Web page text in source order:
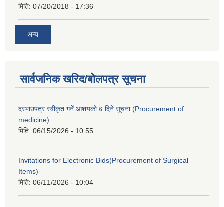
मिति: 07/20/2018 - 17:36
अन्य
सार्वजनिक खरिद/बोलपत्र सूचना
दरभाउपत्र स्वीकृत गर्ने आशयको ७ दिने सूचना (Procurement of
medicine)
मिति: 06/15/2026 - 10:55
Invitations for Electronic Bids(Procurement of Surgical
Items)
मिति: 06/11/2026 - 10:04